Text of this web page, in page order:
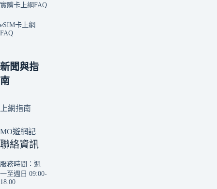
實體卡上網FAQ
eSIM卡上網
FAQ
新聞與指
南
上網指南
MO遊網記
聯絡資訊
服務時間：週
一至週日 09:00-
18:00